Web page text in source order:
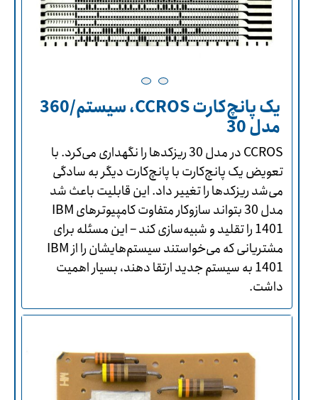
یک پانچ‌کارت CCROS، سیستم/360
مدل 30
CCROS در مدل 30 ریزکدها را نگهداری می‌کرد. با
تعویض یک پانچ‌کارت با پانچ‌کارت دیگر به سادگی
می‌شد ریزکدها را تغییر داد. این قابلیت باعث شد
مدل 30 بتواند سازوکار متفاوت کامپیوترهای IBM
1401 را تقلید و شبیه‌سازی کند – این مسئله برای
مشتریانی که می‌خواستند سیستم‌هایشان را از IBM
1401 به سیستم جدید ارتقا دهند، بسیار اهمیت
داشت.